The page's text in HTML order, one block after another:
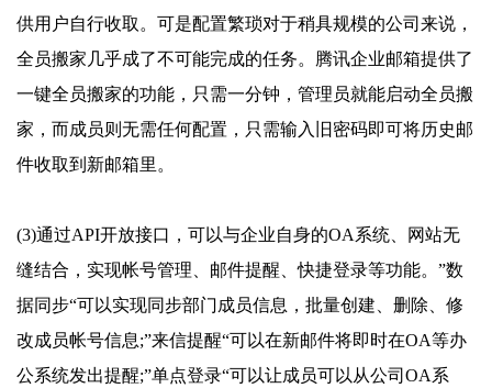
供用户自行收取。可是配置繁琐对于稍具规模的公司来说，
全员搬家几乎成了不可能完成的任务。腾讯企业邮箱提供了
一键全员搬家的功能，只需一分钟，管理员就能启动全员搬
家，而成员则无需任何配置，只需输入旧密码即可将历史邮
件收取到新邮箱里。
(3)通过API开放接口，可以与企业自身的OA系统、网站无
缝结合，实现帐号管理、邮件提醒、快捷登录等功能。”数
据同步“可以实现同步部门成员信息，批量创建、删除、修
改成员帐号信息;”来信提醒“可以在新邮件将即时在OA等办
公系统发出提醒;”单点登录“可以让成员可以从公司OA系